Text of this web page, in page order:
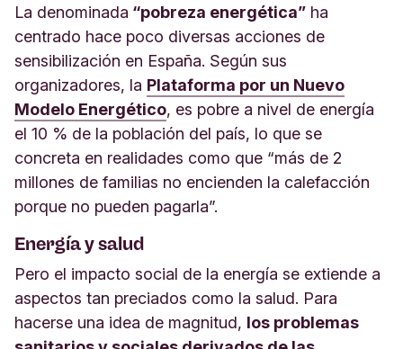
La denominada “pobreza energética” ha
centrado hace poco diversas acciones de
sensibilización en España. Según sus
organizadores, la Plataforma por un Nuevo
Modelo Energético, es pobre a nivel de energía
el 10 % de la población del país, lo que se
concreta en realidades como que “más de 2
millones de familias no encienden la calefacción
porque no pueden pagarla”.
Energía y salud
Pero el impacto social de la energía se extiende a
aspectos tan preciados como la salud. Para
hacerse una idea de magnitud, los problemas